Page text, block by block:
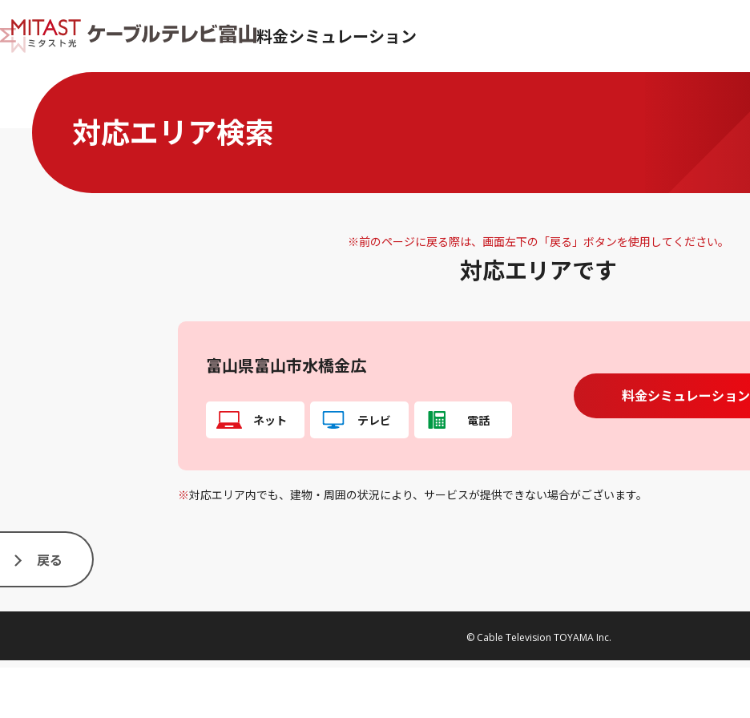
料金シミュレーション
対応エリア検索
※前のページに戻る際は、画面左下の「戻る」ボタンを使用してください。
対応エリアです
富山県富山市水橋金広
ネット テレビ 電話
料金シミュレーション
※対応エリア内でも、建物・周囲の状況により、サービスが提供できない場合がございます。
戻る
© Cable Television TOYAMA Inc.